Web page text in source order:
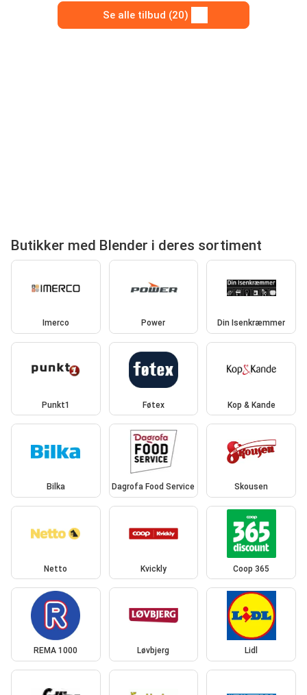
Se alle tilbud (20)
Butikker med Blender i deres sortiment
Imerco Power Din Isenkræmmer
Punkt1 Føtex Kop & Kande
Bilka Dagrofa Food Service Skousen
Netto Kvickly Coop 365
REMA 1000 Løvbjerg Lidl